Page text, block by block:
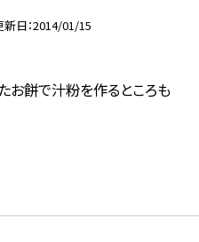
新日 2014/01/15
お餅で汁粉を作るところも